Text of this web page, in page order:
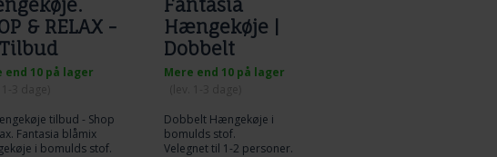
& RELAX -
end 10 på lager
tilbud - Shop
Fantasia blåmix
i bomulds stof.
Fantasia
Hængekøje |
Dobbelt
hængekøje
Mere end 10 på lager
Dobbelt Hængekøje i
bomulds stof.
Velegnet til 1-2 personer.